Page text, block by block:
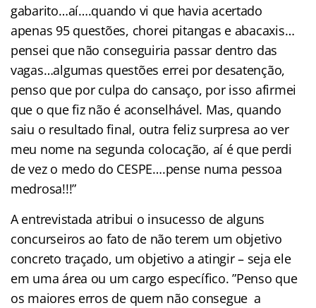
gabarito…aí….quando vi que havia acertado
apenas 95 questões, chorei pitangas e abacaxis…
pensei que não conseguiria passar dentro das
vagas…algumas questões errei por desatenção,
penso que por culpa do cansaço, por isso afirmei
que o que fiz não é aconselhável. Mas, quando
saiu o resultado final, outra feliz surpresa ao ver
meu nome na segunda colocação, aí é que perdi
de vez o medo do CESPE….pense numa pessoa
medrosa!!!”
A entrevistada atribui o insucesso de alguns
concurseiros ao fato de não terem um objetivo
concreto traçado, um objetivo a atingir – seja ele
em uma área ou um cargo específico. ”Penso que
os maiores erros de quem não consegue a